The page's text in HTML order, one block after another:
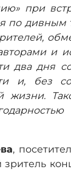
при
по
и
два дня
и, без
,